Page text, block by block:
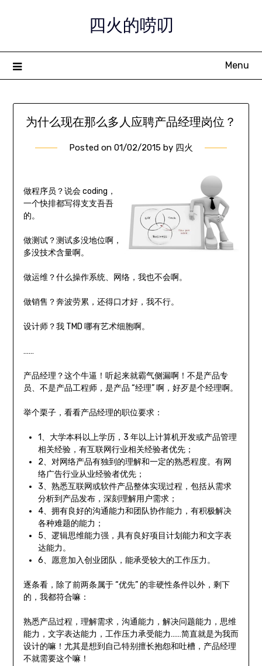
四火的唠叨
Menu
为什么现在那么多人应聘产品经理岗位？
Posted on 01/02/2015 by 四火
做程序员？说会 coding，
一个快排都写得支支吾吾
的。
做测试？测试多没地位啊，
多没技术含量啊。
做运维？什么操作系统、网络，我也不会啊。
做销售？奔波劳累，还得口才好，我不行。
设计师？我 TMD 哪有艺术细胞啊。
……
产品经理？这个牛逼！听起来就霸气侧漏啊！不是产品专
员、不是产品工程师，是产品 “经理” 啊，好歹是个经理啊。
举个栗子，看看产品经理的职位要求：
1、大学本科以上学历，3 年以上计算机开发或产品管理
相关经验，有互联网行业相关经验者优先；
2、对网络产品有独到的理解和一定的熟悉程度。有网
络广告行业从业经验者优先；
3、熟悉互联网或软件产品整体实现过程，包括从需求
分析到产品发布，深刻理解用户需求；
4、拥有良好的沟通能力和团队协作能力，有积极解决
各种难题的能力；
5、逻辑思维能力强，具有良好项目计划能力和文字表
达能力。
6、愿意加入创业团队，能承受较大的工作压力。
逐条看，除了前两条属于 “优先” 的非硬性条件以外，剩下
的，我都符合嘛：
熟悉产品过程，理解需求，沟通能力，解决问题能力，思维
能力，文字表达能力，工作压力承受能力……简直就是为我而
设计的嘛！尤其是想到自己特别擅长抱怨和吐槽，产品经理
不就需要这个嘛！